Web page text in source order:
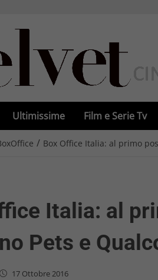
Ultimissime Film e Serie Tv
/ Box Office Italia: al primo
Italia: al
Pets e
17 Ottobre 2016